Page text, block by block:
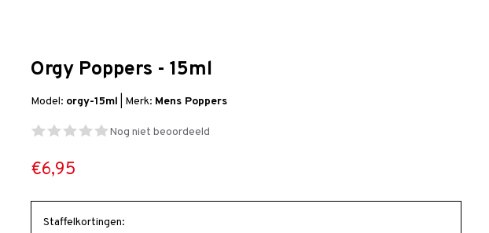
Orgy Poppers - 15ml
Model: orgy-15ml Merk: Mens Poppers
Nog niet beoordeeld
€6,95
Staffelkortingen: